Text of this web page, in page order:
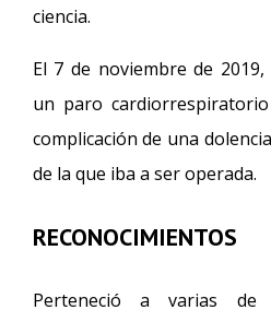
ciencia.
El 7 de noviembre de 2019,
un paro
complicación de una
de la que iba a ser operada.
RECONOCIMIENTOS
Perteneció a varias de